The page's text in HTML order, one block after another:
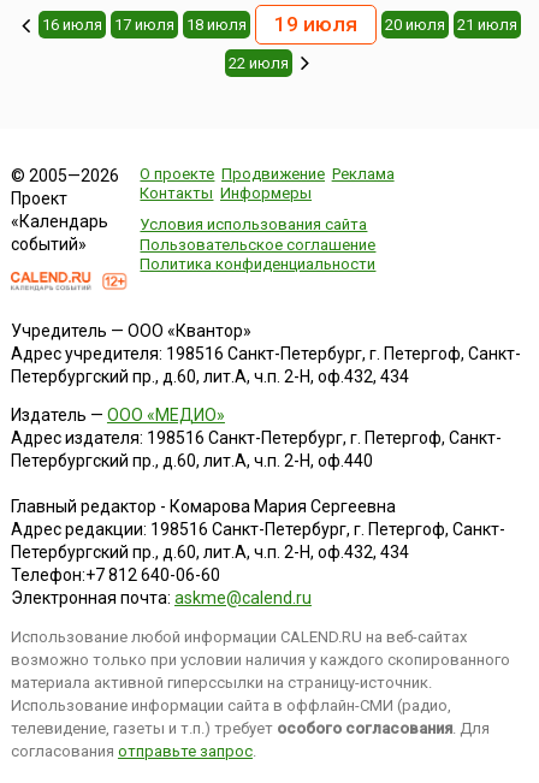
16 июля 17 июля 18 июля 19 июля 20 июля 21 июля
22 июля
© 2005—2026
Проект
«Календарь
событий»
О проекте Продвижение Реклама
Контакты Информеры
Условия использования сайта
Пользовательское соглашение
Политика конфиденциальности
Учредитель — ООО «Квантор»
Адрес учредителя: 198516 Санкт-Петербург, г. Петергоф, Санкт-
Петербургский пр., д.60, лит.А, ч.п. 2-Н, оф.432, 434
Издатель — ООО «МЕДИО»
Адрес издателя: 198516 Санкт-Петербург, г. Петергоф, Санкт-
Петербургский пр., д.60, лит.А, ч.п. 2-Н, оф.440
Главный редактор - Комарова Мария Сергеевна
Адрес редакции: 198516 Санкт-Петербург, г. Петергоф, Санкт-
Петербургский пр., д.60, лит.А, ч.п. 2-Н, оф.432, 434
Телефон:+7 812 640-06-60
Электронная почта: askme@calend.ru
Использование любой информации CALEND.RU на веб-сайтах
возможно только при условии наличия у каждого скопированного
материала активной гиперссылки на страницу-источник.
Использование информации сайта в оффлайн-СМИ (радио,
телевидение, газеты и т.п.) требует особого согласования. Для
согласования отправьте запрос.